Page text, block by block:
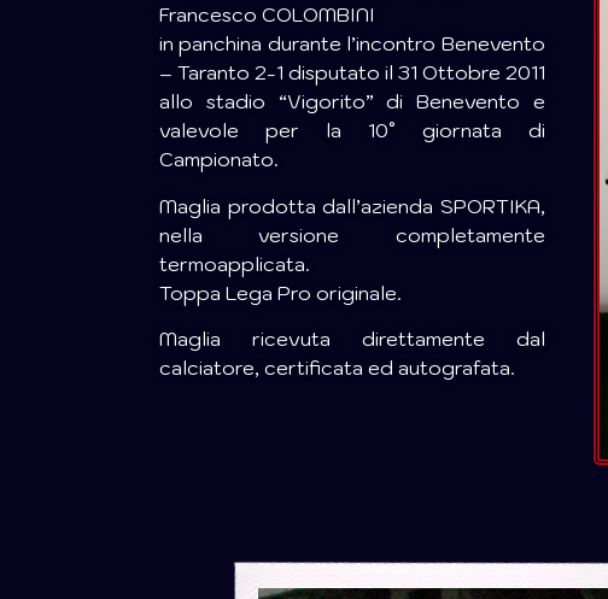
Francesco COLOMBINI
in panchina durante l’incontro Benevento
– Taranto 2-1 disputato il 31 Ottobre 2011
allo stadio “Vigorito” di Benevento e
valevole per la 10° giornata di
Campionato.
Maglia prodotta dall’azienda SPORTIKA,
nella versione completamente
termoapplicata.
Toppa Lega Pro originale.
Maglia ricevuta direttamente dal
calciatore, certificata ed autografata.